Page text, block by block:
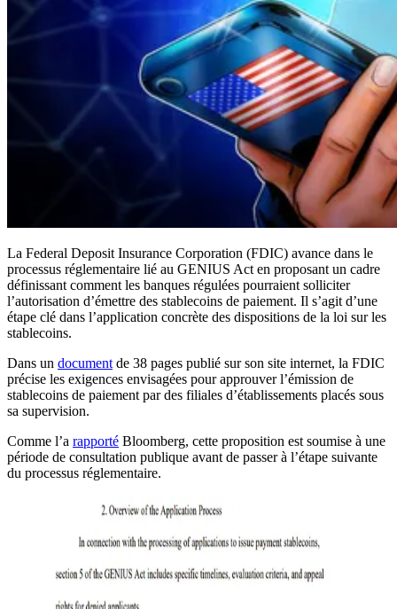
La Federal Deposit Insurance Corporation (FDIC) avance dans le
processus réglementaire lié au GENIUS Act en proposant un cadre
définissant comment les banques régulées pourraient solliciter
l’autorisation d’émettre des stablecoins de paiement. Il s’agit d’une
étape clé dans l’application concrète des dispositions de la loi sur les
stablecoins.
Dans un document de 38 pages publié sur son site internet, la FDIC
précise les exigences envisagées pour approuver l’émission de
stablecoins de paiement par des filiales d’établissements placés sous
sa supervision.
Comme l’a rapporté Bloomberg, cette proposition est soumise à une
période de consultation publique avant de passer à l’étape suivante
du processus réglementaire.